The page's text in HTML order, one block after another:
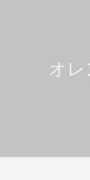
オ